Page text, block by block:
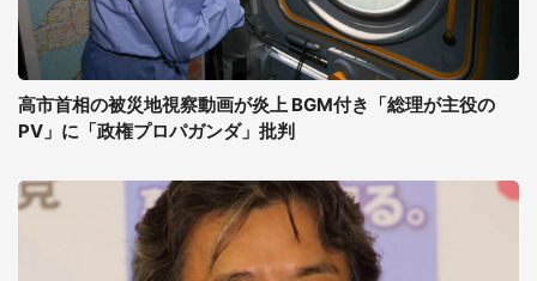
高市首相の被災地視察動画が炎上 BGM付き「総理が主役の
PV」に「政権プロパガンダ」批判